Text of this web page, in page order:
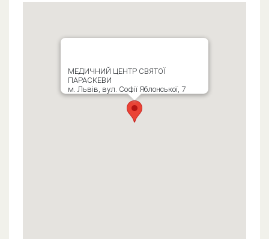
МЕДИЧНИЙ ЦЕНТР СВЯТОЇ
ПАРАСКЕВИ
м. Львів, вул. Софії Яблонської, 7